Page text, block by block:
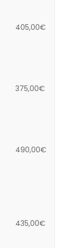
405,00€
375,00€
490,00€
435,00€